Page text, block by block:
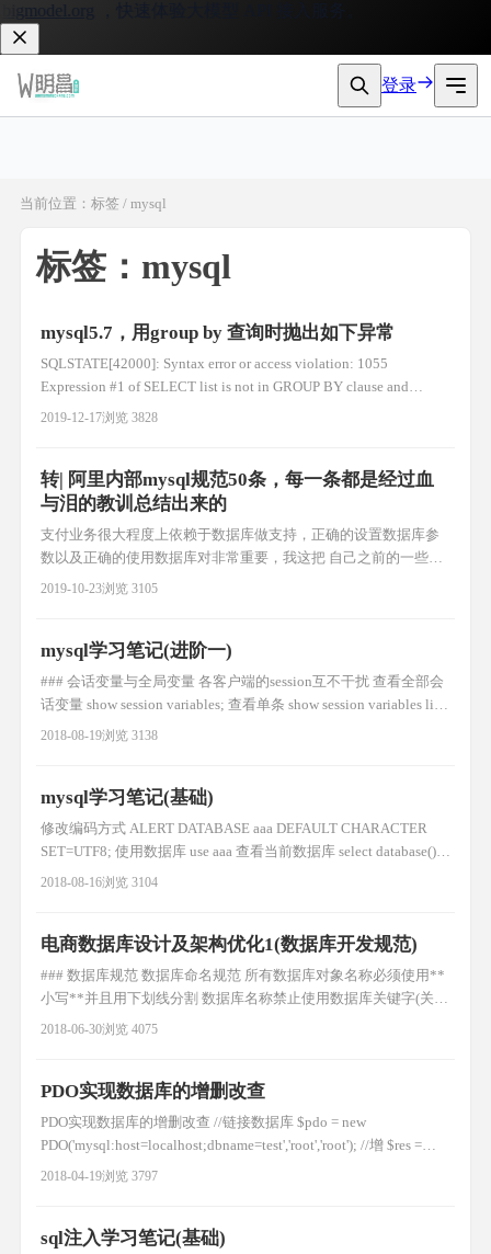
登录
当前位置：标签 / mysql
标签：mysql
mysql5.7，用group by 查询时抛出如下异常
SQLSTATE[42000]: Syntax error or access violation: 1055
Expression #1 of SELECT list is not in GROUP BY clause and
contains nonaggregated column 'kanxf.o.down_uid' which is not fun
2019-12-17浏览 3828
转| 阿里内部mysql规范50条，每一条都是经过血
与泪的教训总结出来的
支付业务很大程度上依赖于数据库做支持，正确的设置数据库参
数以及正确的使用数据库对非常重要，我这把 自己之前的一些心
得贴出来，抛砖引玉，大家可以把自己的一些心得分享出来供大
支付需要设置成1. 2.
2019-10-23浏览 3105
mysql学习笔记(进阶一)
### 会话变量与全局变量 各客户端的session互不干扰 查看全部会
话变量 show session variables; 查看单条 show session variables like
'auto%'; 更改会话变量 set 变量名 = '值' set @@session.变量名='值'
2018-08-19浏览 3138
mysql学习笔记(基础)
修改编码方式 ALERT DATABASE aaa DEFAULT CHARACTER
SET=UTF8; 使用数据库 use aaa 查看当前数据库 select database()
删除数据库 drop database aaa in / not in select *from u where id
2018-08-16浏览 3104
电商数据库设计及架构优化1(数据库开发规范)
### 数据库规范 数据库命名规范 所有数据库对象名称必须使用**
小写**并且用下划线分割 数据库名称禁止使用数据库关键字(关键
字需要使用反向单引号区分) 数据库命名最好见名知意,最好不要超
一致 所有表最好使用Innodb存储引擎
2018-06-30浏览 4075
PDO实现数据库的增删改查
PDO实现数据库的增删改查 //链接数据库 $pdo = new
PDO('mysql:host=localhost;dbname=test','root','root'); //增 $res =
$pdo->exec("insert into user(name) values('测试1')"); if($res){ echo
2018-04-19浏览 3797
sql注入学习笔记(基础)